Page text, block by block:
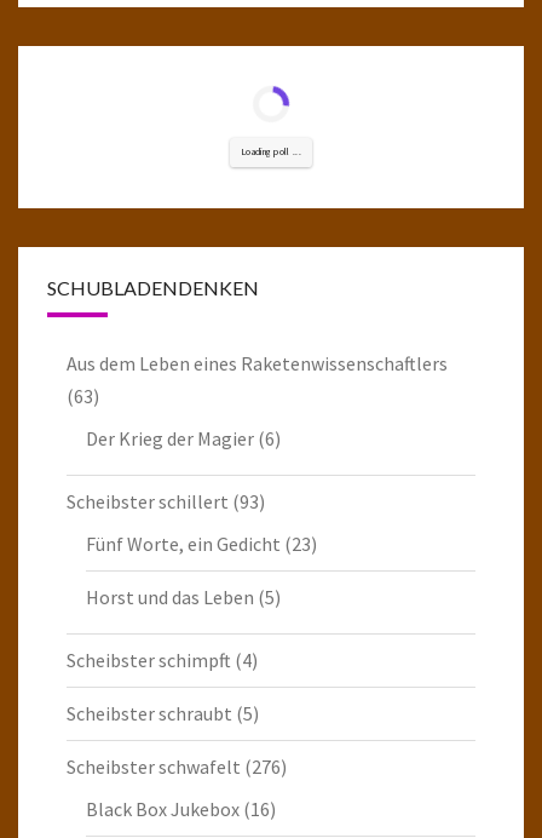
Loading poll ...
SCHUBLADENDENKEN
Aus dem Leben eines Raketenwissenschaftlers
(63)
Der Krieg der Magier (6)
Scheibster schillert (93)
Fünf Worte, ein Gedicht (23)
Horst und das Leben (5)
Scheibster schimpft (4)
Scheibster schraubt (5)
Scheibster schwafelt (276)
Black Box Jukebox (16)